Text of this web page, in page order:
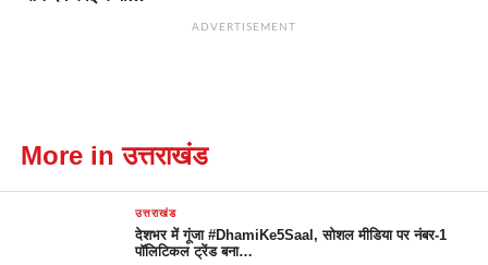
ADVERTISEMENT
More in उत्तराखंड
उत्तराखंड
देशभर में गूंजा #DhamiKe5Saal, सोशल मीडिया पर नंबर-1
पॉलिटिकल ट्रेंड बना…